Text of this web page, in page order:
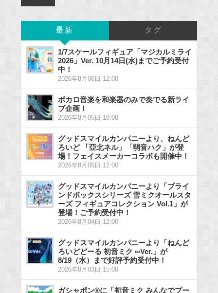
最新 タグ
1/7スケールフィギュア「マジカルミライ
2026」Ver. 10月14日(水)までご予約受付
中！
2026年8月06日 12:00
ボカロ音楽を和楽器のみで奏でる新ライ
ブ企画！
2026年8月05日 18:00
グッドスマイルカンパニーより、ねんど
ろいど 「亞北ネル」「弱音ハク」が登
場！フェイスメーカーコラボも開催中！
2026年8月05日 12:00
グッドスマイルカンパニーより「ブライ
ンドボックスシリーズ 雪ミクオールスタ
ーズ フィギュアコレクション Vol.1」が
登場！ご予約受付中！
2026年8月04日 12:00
グッドスマイルカンパニーより「ねんど
ろいどどーる 初音ミク ∞Ver.」が
8/19（水）まで好評予約受付中！
2026年8月03日 15:00
ガシャポン®に「初音ミク みんなでプー